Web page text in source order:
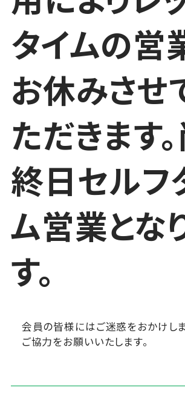
タイムの営
お休みさせ
ただきます。
終日セルフ
ム営業とな
す。
会員の皆様にはご迷惑をおかけし
ご協力をお願いいたします。